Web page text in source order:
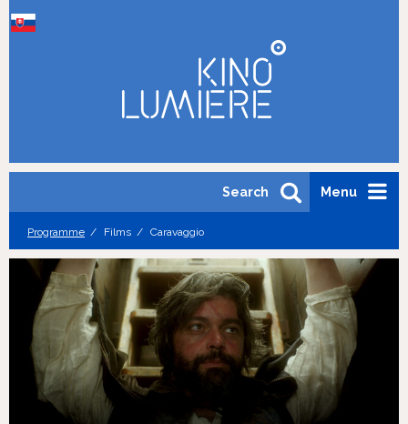
Menu
Search
Programme Films Caravaggio